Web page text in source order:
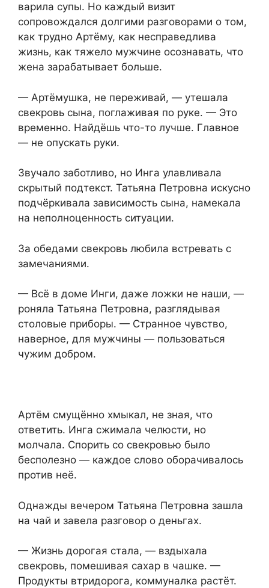
варила супы. Но каждый визит
сопровождался долгими разговорами о том,
как трудно Артёму, как несправедлива
жизнь, как тяжело мужчине осознавать, что
жена зарабатывает больше.
— Артёмушка, не переживай, — утешала
свекровь сына, поглаживая по руке. — Это
временно. Найдёшь что-то лучше. Главное
— не опускать руки.
Звучало заботливо, но Инга улавливала
скрытый подтекст. Татьяна Петровна искусно
подчёркивала зависимость сына, намекала
на неполноценность ситуации.
За обедами свекровь любила встревать с
замечаниями.
— Всё в доме Инги, даже ложки не наши, —
роняла Татьяна Петровна, разглядывая
столовые приборы. — Странное чувство,
наверное, для мужчины — пользоваться
чужим добром.
Артём смущённо хмыкал, не зная, что
ответить. Инга сжимала челюсти, но
молчала. Спорить со свекровью было
бесполезно — каждое слово оборачивалось
против неё.
Однажды вечером Татьяна Петровна зашла
на чай и завела разговор о деньгах.
— Жизнь дорогая стала, — вздыхала
свекровь, помешивая сахар в чашке. —
Продукты втридорога, коммуналка растёт.